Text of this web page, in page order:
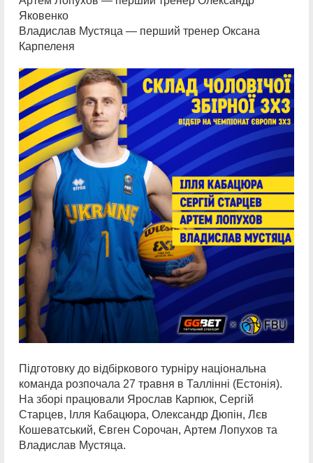
Яковенко
Владислав Мустяца — перший тренер Оксана
Карпеленя
Підготовку до відбіркового турніру національна
команда розпочала 27 травня в Таллінні (Естонія).
На зборі працювали Ярослав Карпюк, Сергій
Старцев, Ілля Кабацюра, Олександр Дюпін, Лєв
Кошеватський, Євген Сорочан, Артем Лопухов та
Владислав Мустяца.